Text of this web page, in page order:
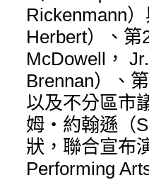
Rickenmann
Herbert）、
McDowell，
Brennan）、
以及不分區市
姆・約翰遜（
狀，聯合宣布
Performing